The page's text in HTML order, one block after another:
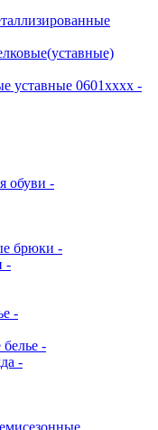
уставные 0601хххх -
обуви -
брюки -
-
-
-
-